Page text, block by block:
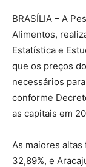
BRASÍLIA – A
Alimentos,
Estatística e
que os preços
necessários
conforme
as capitais em
As maiores altas
32,89%, e